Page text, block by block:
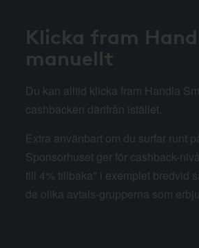
Klicka fram
manuellt
Du kan alltid klicka fram Handla
cashbacken därifrån istället.
Extra använbart om du surfar runt
Sponsorhuset ger för cashback-
till 4% tillbaka" i exemplet bredvid
de olika avtals-grupperna som